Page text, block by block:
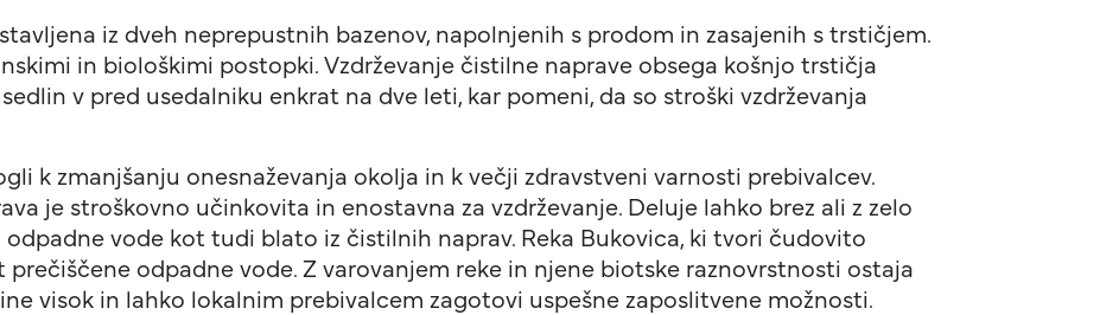
iz dveh neprepustnih bazenov, napolnjenih s prodom in zasajenih s trstičjem.
in biološkimi postopki. Vzdrževanje čistilne naprave obsega košnjo trstičja
v pred usedalniku enkrat na dve leti, kar pomeni, da so stroški vzdrževanja
k zmanjšanju onesnaževanja okolja in k večji zdravstveni varnosti prebivalcev.
je stroškovno učinkovita in enostavna za vzdrževanje. Deluje lahko brez ali z zelo
vode kot tudi blato iz čistilnih naprav. Reka Bukovica, ki tvori čudovito
odpadne vode. Z varovanjem reke in njene biotske raznovrstnosti ostaja
visok in lahko lokalnim prebivalcem zagotovi uspešne zaposlitvene možnosti.